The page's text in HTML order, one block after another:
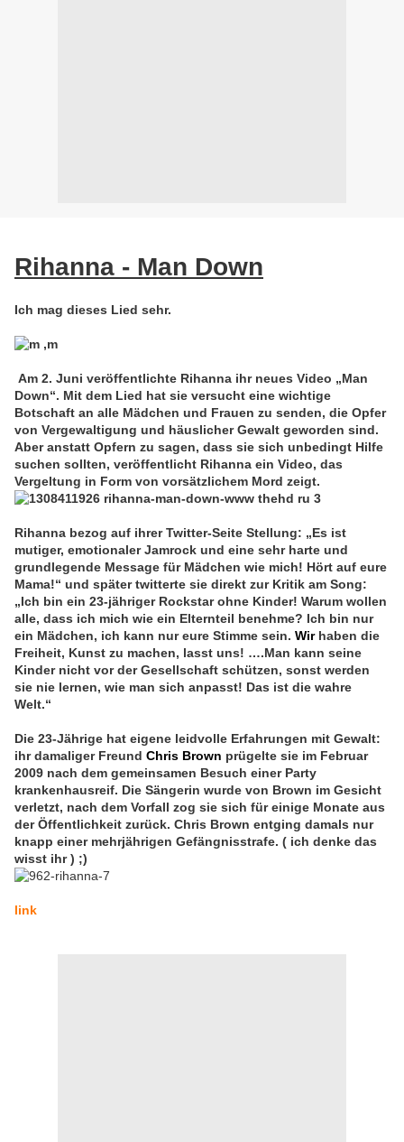
Rihanna - Man Down
Ich mag dieses Lied sehr.
Am 2. Juni veröffentlichte Rihanna ihr neues Video „Man
Down“. Mit dem Lied hat sie versucht eine wichtige
Botschaft an alle Mädchen und Frauen zu senden, die Opfer
von Vergewaltigung und häuslicher Gewalt geworden sind.
Aber anstatt Opfern zu sagen, dass sie sich unbedingt Hilfe
suchen sollten, veröffentlicht Rihanna ein Video, das
Vergeltung in Form von vorsätzlichem Mord zeigt.
Rihanna bezog auf ihrer Twitter-Seite Stellung: „Es ist
mutiger, emotionaler Jamrock und eine sehr harte und
grundlegende Message für Mädchen wie mich! Hört auf eure
Mama!“ und später twitterte sie direkt zur Kritik am Song:
„Ich bin ein 23-jähriger Rockstar ohne Kinder! Warum wollen
alle, dass ich mich wie ein Elternteil benehme? Ich bin nur
ein Mädchen, ich kann nur eure Stimme sein. Wirhaben die
Freiheit, Kunst zu machen, lasst uns! ….Man kann seine
Kinder nicht vor der Gesellschaft schützen, sonst werden
sie nie lernen, wie man sich anpasst! Das ist die wahre
Welt.“
Die 23-Jährige hat eigene leidvolle Erfahrungen mit Gewalt:
ihr damaliger Freund Chris Brown prügelte sie im Februar
2009 nach dem gemeinsamen Besuch einer Party
krankenhausreif. Die Sängerin wurde von Brown im Gesicht
verletzt, nach dem Vorfall zog sie sich für einige Monate aus
der Öffentlichkeit zurück. Chris Brown entging damals nur
knapp einer mehrjährigen Gefängnisstrafe. ( ich denke das
wisst ihr ) ;)
link